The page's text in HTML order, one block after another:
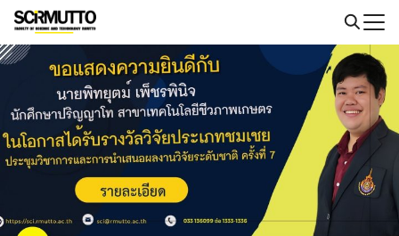
Skip
content
Search